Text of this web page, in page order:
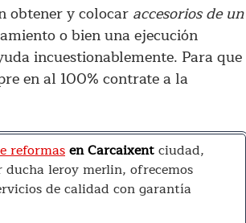
obtener y colocaraccesorios de un
o bien una ejecución
incuestionablemente. Para que
en al 100% contrate a la
reformasen Carcaixentciudad,
leroy merlin, ofrecemos
de calidad con garantía